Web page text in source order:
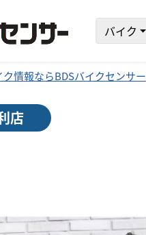
バイク
情報ならBDSバイクセンサー
店